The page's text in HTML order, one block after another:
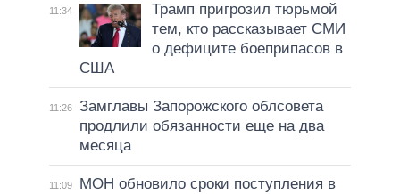
11:34
Трамп пригрозил тюрьмой
тем, кто рассказывает СМИ
о дефиците боеприпасов в
США
11:26
Замглавы Запорожского облсовета
продлили обязанности еще на два
месяца
11:09
МОН обновило сроки поступления в